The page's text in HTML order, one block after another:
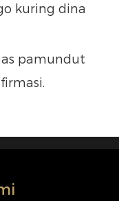
kuring dina
pamundut